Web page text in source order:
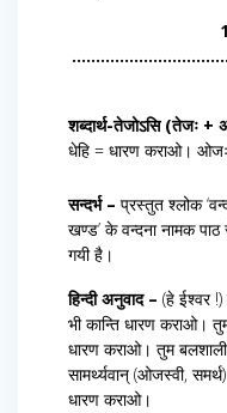
शब्दार्थ-तेजोऽसि (तेजः +
धेहि = धारण कराओ। ओजः
सन्दर्भ – प्रस्तुत श्लोक
खण्ड’ के वन्दना नामक
गयी है।
हिन्दी अनुवाद – (हे ईश्वर
भी कान्ति धारण कराओ।
धारण कराओ। तुम
सामर्थ्यवान् (ओजस्वी,
धारण कराओ।